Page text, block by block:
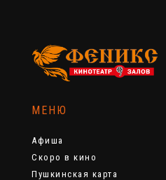
МЕНЮ
Афиша
Скоро в кино
Пушкинская карта